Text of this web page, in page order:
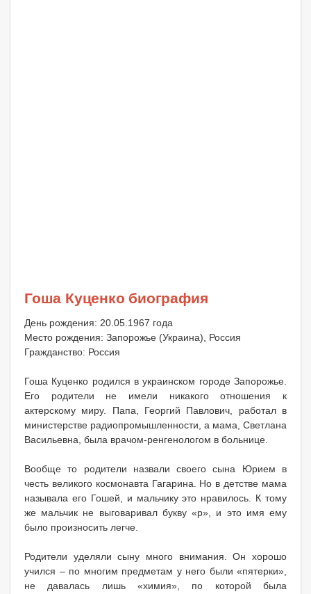
Гоша Куценко биография
День рождения: 20.05.1967 года
Место рождения: Запорожье (Украина), Россия
Гражданство: Россия
Гоша Куценко родился в украинском городе Запорожье.
Его родители не имели никакого отношения к
актерскому миру. Папа, Георгий Павлович, работал в
министерстве радиопромышленности, а мама, Светлана
Васильевна, была врачом-ренгенологом в больнице.
Вообще то родители назвали своего сына Юрием в
честь великого космонавта Гагарина. Но в детстве мама
называла его Гошей, и мальчику это нравилось. К тому
же мальчик не выговаривал букву «р», и это имя ему
было произносить легче.
Родители уделяли сыну много внимания. Он хорошо
учился – по многим предметам у него были «пятерки»,
не давалась лишь «химия», по которой была